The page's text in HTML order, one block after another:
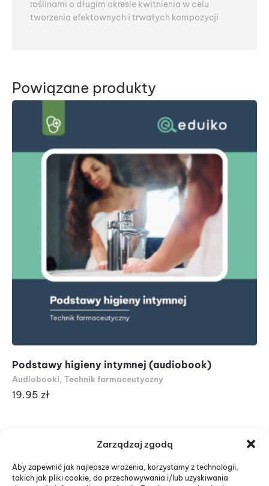
Zarządzaj zgodą
Aby zapewnić jak najlepsze wrażenia, korzystamy z technologii,
takich jak pliki cookie, do przechowywania i/lub uzyskiwania
roślinami o długim okresie kwitnienia w celu
tworzenia efektownych i trwałych kompozycji
Powiązane produkty
Podstawy higieny intymnej (audiobook)
Audiobooki, Technik farmaceutyczny
19.95 zł